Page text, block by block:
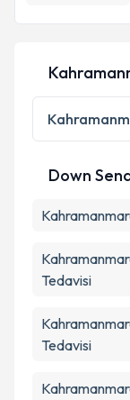
E-posta
Kişisel
Down
Tedavisi
Tedavisi